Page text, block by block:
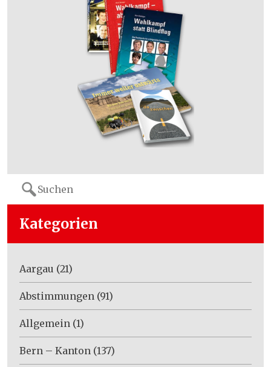
Search
for:
Kategorien
Aargau (21)
Abstimmungen (91)
Allgemein (1)
Bern – Kanton (137)